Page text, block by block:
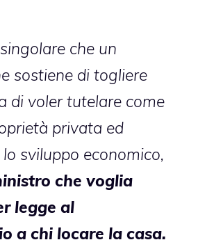
che un
sostiene di togliere
di voler tutelare come
privata ed
sviluppo economico,
che voglia
legge al
a chi locare la casa.